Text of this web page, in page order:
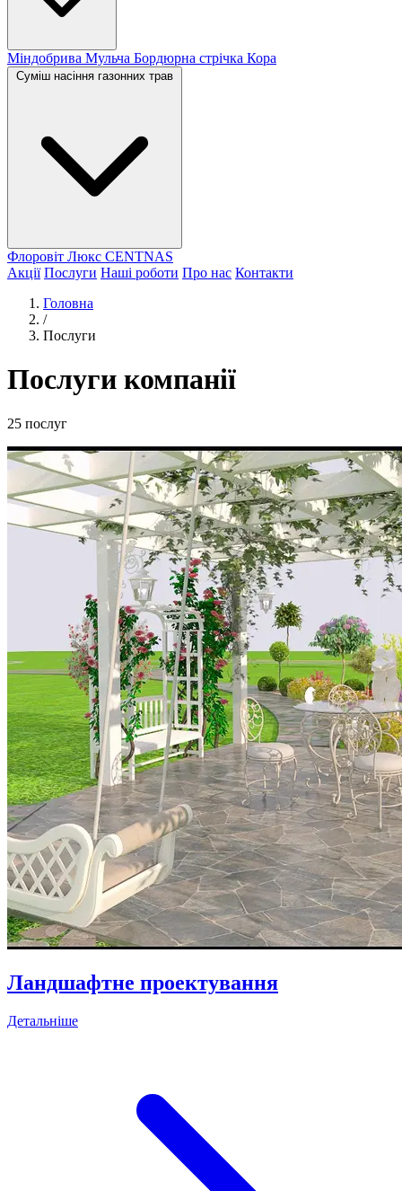
Міндобрива Мульча Бордюрна стрічка Кора
Суміш насіння газонних трав
Флоровіт Люкс СENTNAS
Акції Послуги Наші роботи Про нас Контакти
Головна
/
Послуги
Послуги компанії
25 послуг
Ландшафтне проектування
Детальніше